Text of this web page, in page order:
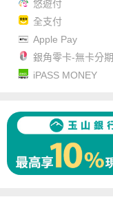
悠遊付
全支付
Apple Pay
銀角零卡-無卡分期
iPASS MONEY